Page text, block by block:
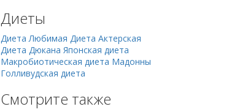
Диеты
Диета Любимая Диета Актерская
Диета Дюкана Японская диета
Макробиотическая диета Мадонны
Голливудская диета
Смотрите также